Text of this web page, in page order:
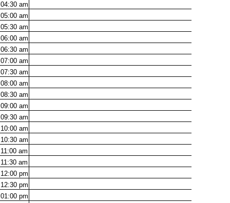
04:30 am
05:00 am
05:30 am
06:00 am
06:30 am
07:00 am
07:30 am
08:00 am
08:30 am
09:00 am
09:30 am
10:00 am
10:30 am
11:00 am
11:30 am
12:00 pm
12:30 pm
01:00 pm